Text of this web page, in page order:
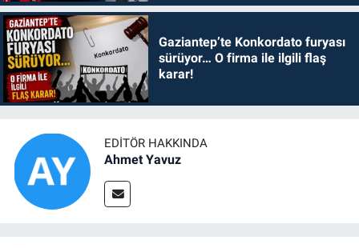
Gaziantep’te Konkordato furyası
sürüyor… O firma ile ilgili flaş
karar!
EDITÖR HAKKINDA
Ahmet Yavuz